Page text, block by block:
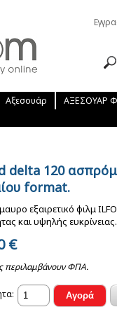
Αξεσουάρ
ΑΞΕΣΟΥΑΡ
delta 120
format.
εξαιρετικό φιλμ
και υψηλής ευκρίνειας.
€
περιλαμβάνουν ΦΠΑ.